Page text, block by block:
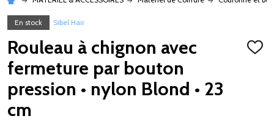
En stock Sibel Hair
Rouleau à chignon avec
fermeture par bouton
pression • nylon Blond • 23
cm